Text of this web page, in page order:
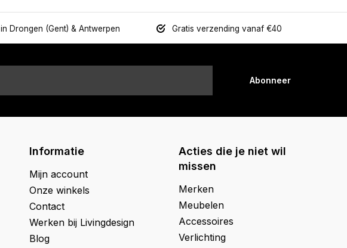
Drongen (Gent) & Antwerpen Gratis verzending vanaf €40
Abonneer
Informatie
Mijn account
Onze winkels
Contact
Werken bij Livingdesign
Blog
Acties die je niet wil
missen
Merken
Meubelen
Accessoires
Verlichting